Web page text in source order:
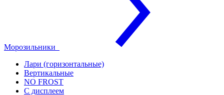
Морозильники
Лари (горизонтальные)
Вертикальные
NO FROST
С дисплеем